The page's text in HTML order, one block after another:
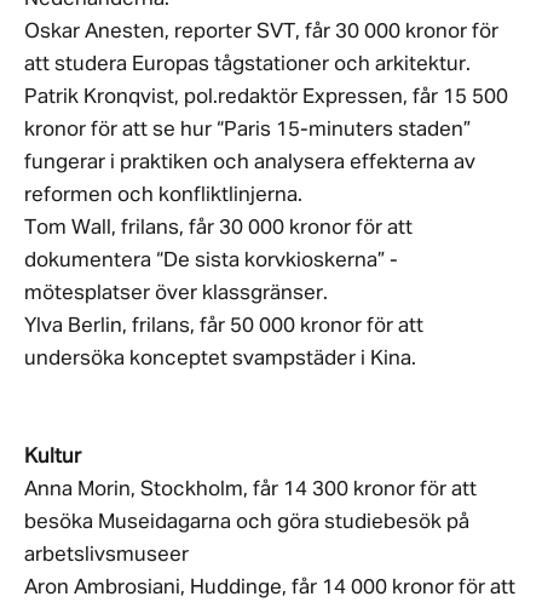
Oskar Anesten, reporter SVT, får 30 000 kronor för
att studera Europas tågstationer och arkitektur.
Patrik Kronqvist, pol.redaktör Expressen, får 15 500
kronor för att se hur “Paris 15-minuters staden”
fungerar i praktiken och analysera effekterna av
reformen och konfliktlinjerna.
Tom Wall, frilans, får 30 000 kronor för att
dokumentera “De sista korvkioskerna” -
mötesplatser över klassgränser.
Ylva Berlin, frilans, får 50 000 kronor för att
undersöka konceptet svampstäder i Kina.
Kultur
Anna Morin, Stockholm, får 14 300 kronor för att
besöka Museidagarna och göra studiebesök på
arbetslivsmuseer
Aron Ambrosiani, Huddinge, får 14 000 kronor för att